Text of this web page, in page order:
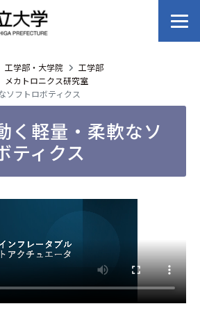
工学部・大学院
工学部
メカトロニクス研究室
ソフトロボティクス
く軽量・柔軟なソ
ティクス